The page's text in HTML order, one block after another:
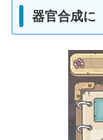
器官合成に